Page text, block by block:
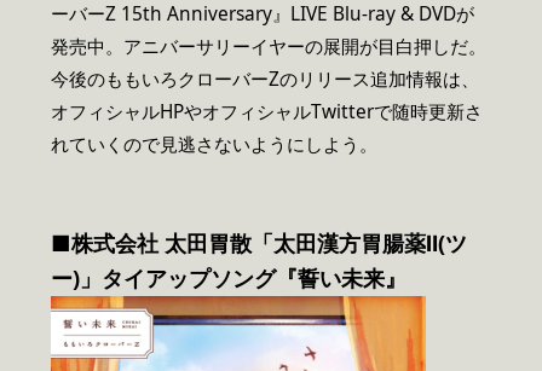
ーバーZ 15th Anniversary』LIVE Blu-ray & DVDが
発売中。アニバーサリーイヤーの展開が目白押しだ。
今後のももいろクローバーZのリリース追加情報は、
オフィシャルHPやオフィシャルTwitterで随時更新さ
れていくので見逃さないようにしよう。
■株式会社 太田胃散「太田漢方胃腸薬Ⅱ(ツ
ー)」タイアップソング『誓い未来』